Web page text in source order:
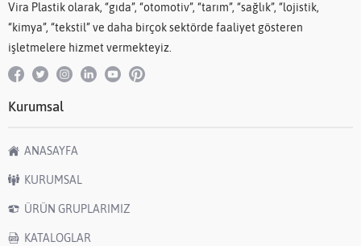
Vira Plastik olarak, “gıda”, “otomotiv”, “tarım”, “sağlık”, “lojistik,
“kimya”, “tekstil” ve daha birçok sektörde faaliyet gösteren
işletmelere hizmet vermekteyiz.
Kurumsal
ANASAYFA
KURUMSAL
ÜRÜN GRUPLARIMIZ
KATALOGLAR